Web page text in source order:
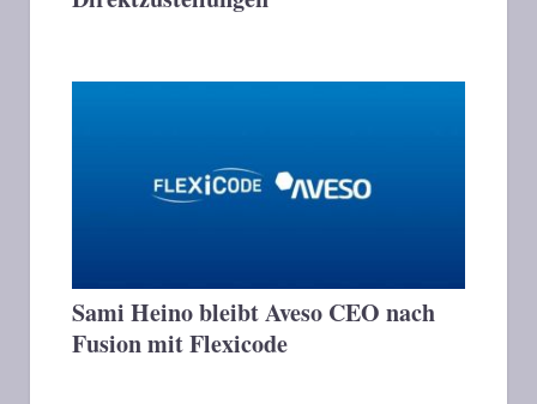
Sami Heino bleibt Aveso CEO nach
Fusion mit Flexicode